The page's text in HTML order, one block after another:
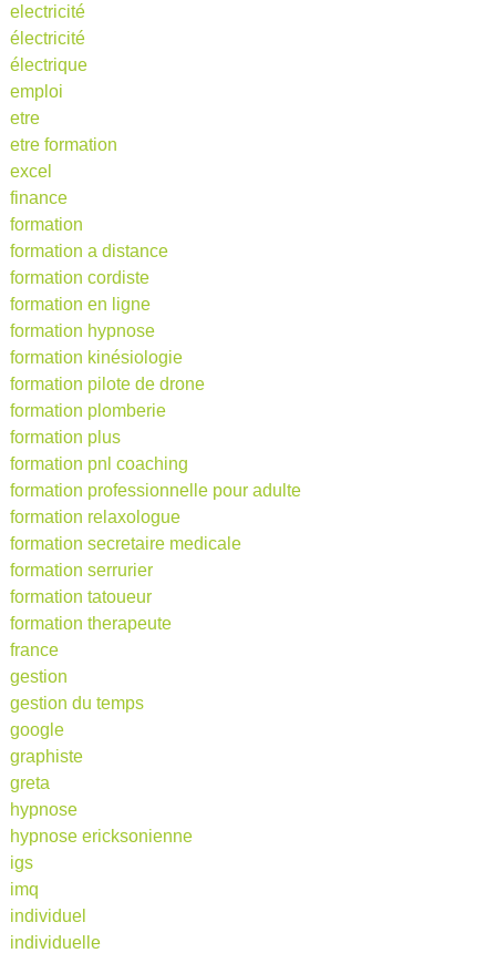
electricité
électricité
électrique
emploi
etre
etre formation
excel
finance
formation
formation a distance
formation cordiste
formation en ligne
formation hypnose
formation kinésiologie
formation pilote de drone
formation plomberie
formation plus
formation pnl coaching
formation professionnelle pour adulte
formation relaxologue
formation secretaire medicale
formation serrurier
formation tatoueur
formation therapeute
france
gestion
gestion du temps
google
graphiste
greta
hypnose
hypnose ericksonienne
igs
imq
individuel
individuelle